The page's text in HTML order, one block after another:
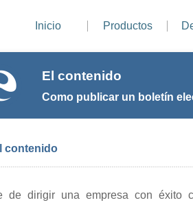
Inicio Productos
El contenido
Como publicar un boletín
contenido
de dirigir una empresa con éxito